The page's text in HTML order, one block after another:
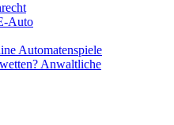
Auto
Automatenspiele
Anwaltliche